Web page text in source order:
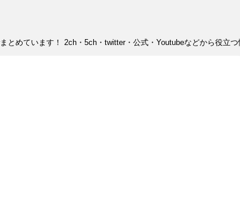
とめています！ 2ch・5ch・twitter・公式・Youtubeなどから役立つ